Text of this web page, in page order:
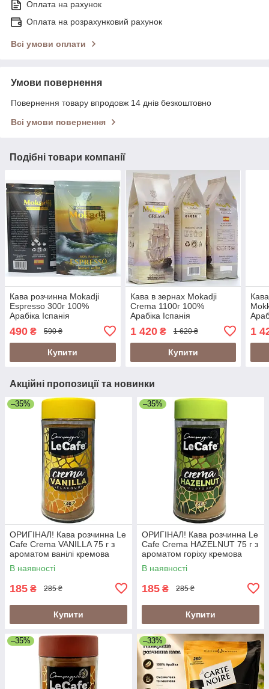
Оплата на рахунок
Оплата на розрахунковий рахунок
Всі умови оплати
Умови повернення
Повернення товару впродовж 14 днів безкоштовно
Всі умови повернення
Подібні товари компанії
Кава розчинна Mokadji
Espresso 300г 100%
Арабіка Іспанія
490 ₴ 590 ₴
Купити
Кава в зернах Mokadji
Crema 1100г 100%
Арабіка Іспанія
1 420₴ 1 620 ₴
Купити
1
Акційні пропозиції та новинки
–35%
ОРИГІНАЛ! Кава розчинна Le
Cafe Crema VANILLA 75 г з
ароматом ванілі кремова
кава
В наявності
185 ₴ 285 ₴
Купити
–35%
ОРИГІНАЛ! Кава розчинна Le
Cafe Crema HAZELNUT 75 г з
ароматом горіху кремова
кава
В наявності
185 ₴ 285 ₴
Купити
–35% –33%